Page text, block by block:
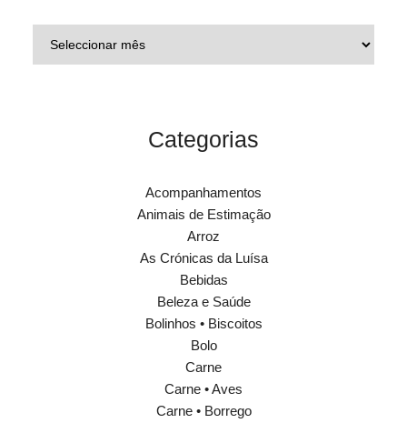
Categorias
Acompanhamentos
Animais de Estimação
Arroz
As Crónicas da Luísa
Bebidas
Beleza e Saúde
Bolinhos • Biscoitos
Bolo
Carne
Carne • Aves
Carne • Borrego